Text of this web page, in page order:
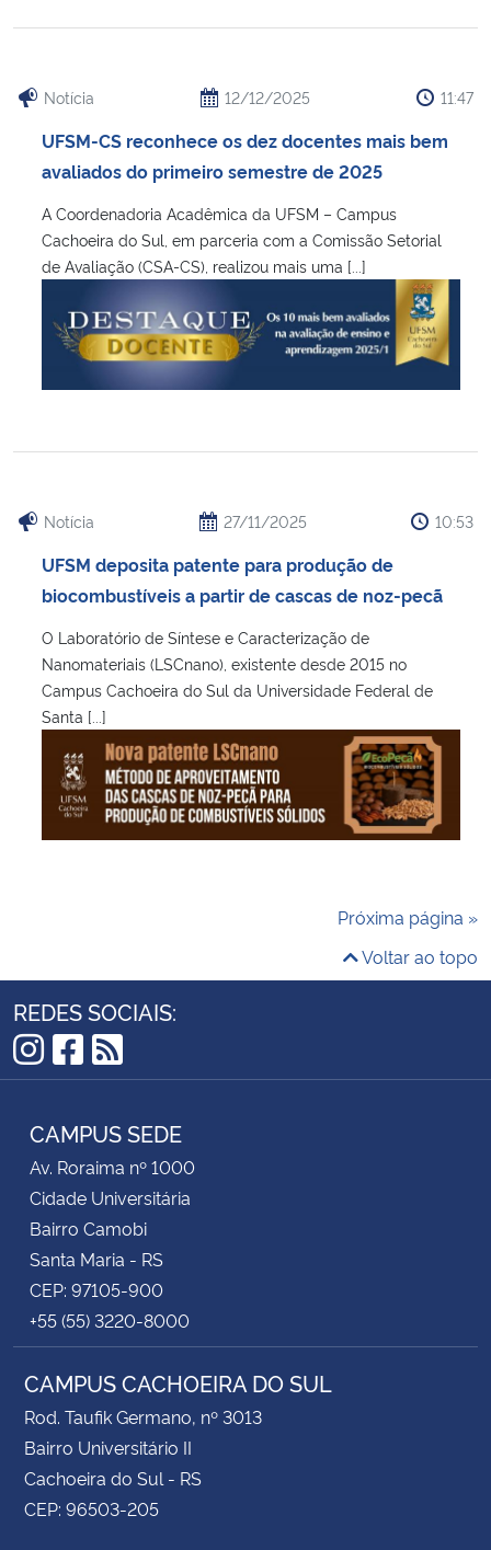
Notícia 12/12/2025 11:47
UFSM-CS reconhece os dez docentes mais bem
avaliados do primeiro semestre de 2025
A Coordenadoria Acadêmica da UFSM – Campus
Cachoeira do Sul, em parceria com a Comissão Setorial
de Avaliação (CSA-CS), realizou mais uma [...]
Notícia 27/11/2025 10:53
UFSM deposita patente para produção de
biocombustíveis a partir de cascas de noz-pecã
O Laboratório de Síntese e Caracterização de
Nanomateriais (LSCnano), existente desde 2015 no
Campus Cachoeira do Sul da Universidade Federal de
Santa [...]
Próxima página »
Voltar ao topo
REDES SOCIAIS:
Instagram
Facebook
RSS
CAMPUS SEDE
Av. Roraima nº 1000
Cidade Universitária
Bairro Camobi
Santa Maria - RS
CEP: 97105-900
+55 (55) 3220-8000
CAMPUS CACHOEIRA DO SUL
Rod. Taufik Germano, nº 3013
Bairro Universitário II
Cachoeira do Sul - RS
CEP: 96503-205